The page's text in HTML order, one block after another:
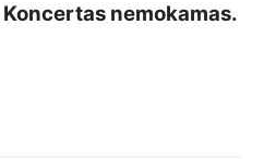
nemokamas.